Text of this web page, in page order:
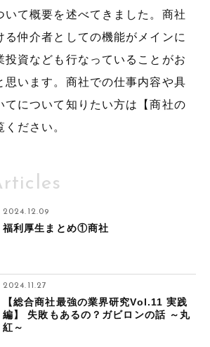
いて概要を述べてきました。商社
る仲介者としての機能がメインに
投資なども行なっていることがお
思います。商社での仕事内容や具
てについて知りたい方は【商社の
ださい。
2024.12.09
福利厚生まとめ①商社
2024.11.27
【総合商社最強の業界研究Vol.11 実践
編】 失敗もあるの？ガビロンの話 ～丸
紅～